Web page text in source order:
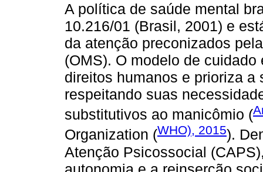
A política de saúde mental
10.216/01 (Brasil, 2001) e
da atenção preconizados
(OMS). O modelo de
direitos humanos e prioriza
respeitando suas
substitutivos ao manicômio (
Organization (WHO), 2015).
Atenção Psicossocial